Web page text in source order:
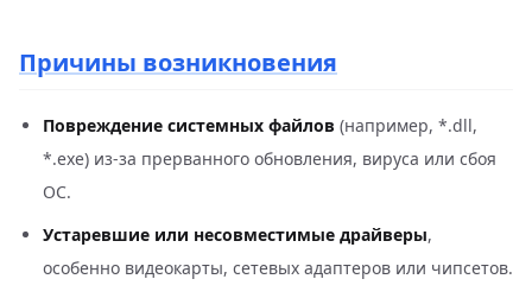
Причины возникновения
Повреждение системных файлов (например, *.dll,
*.exe) из-за прерванного обновления, вируса или сбоя
ОС.
Устаревшие или несовместимые драйверы,
особенно видеокарты, сетевых адаптеров или чипсетов.